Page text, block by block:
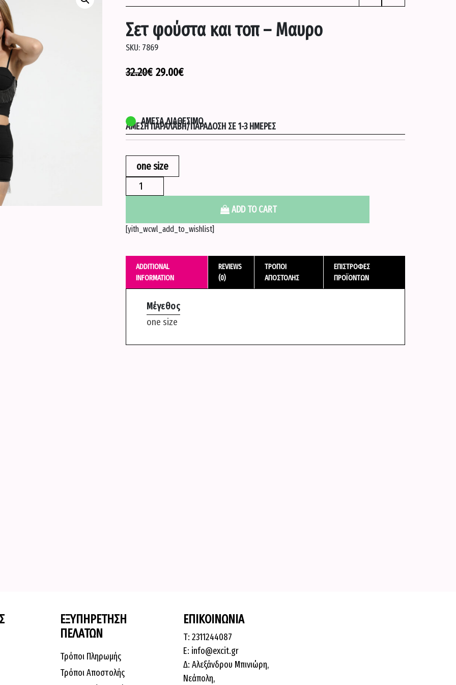
Σετ φούστα και τοπ – Μαυρο
SKU: 7869
32.20€ 29.00€
ΆΜΕΣΗ ΠΑΡΑΛΑΒΉ/ΠΑΡΆΔΟΣΗ ΣΕ 1-3 ΗΜΈΡΕΣ
ΆΜΕΣΑ ΔΙΑΘΈΣΙΜΟ
one size
φούστα
-
quantity
ADD TO CART
[yith_wcwl_add_to_wishlist]
ADDITIONAL
INFORMATION
REVIEWS
(0)
ΤΡΌΠΟΙ
ΑΠΟΣΤΟΛΉΣ
ΕΠΙΣΤΡΟΦΈΣ
ΠΡΟΪΌΝΤΩΝ
Μέγεθος
one size
ΕΞΥΠΗΡΕΤΗΣΗ
ΠΕΛΑΤΩΝ
Τρόποι Πληρωμής
Τρόποι Αποστολής
ΕΠΙΚΟΙΝΩΝΙΑ
Τ: 2311244087
E: info@excit.gr
Δ: Αλεξάνδρου Μπινιώρη,
Νεάπολη,